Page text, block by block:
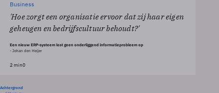
Business
'Hoe zorgt een organisatie ervoor dat zij haar eigen
geheugen en bedrijfscultuur behoudt?'
Een nieuw ERP-systeem lost geen onderliggend informatieprobleem op
- Johan den Heijer
2 min0
Achtergrond